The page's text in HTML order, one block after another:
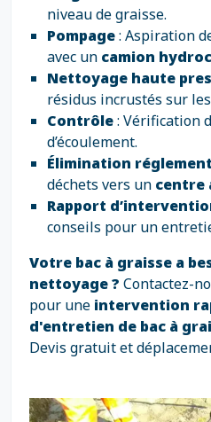
niveau de graisse.
Pompage: Aspiration
avec un camion
Nettoyage haute
résidus incrustés sur
Contrôle: Vérification
d’écoulement.
Élimination
déchets vers un centre
Rapport
conseils pour un
Votre bac à graisse a
nettoyage ? Contactez-
pour une intervention
d'entretien de bac à
Devis gratuit et